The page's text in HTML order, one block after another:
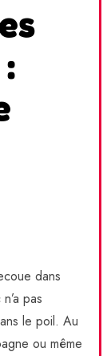
dans
pas
le poil. Au
ou même